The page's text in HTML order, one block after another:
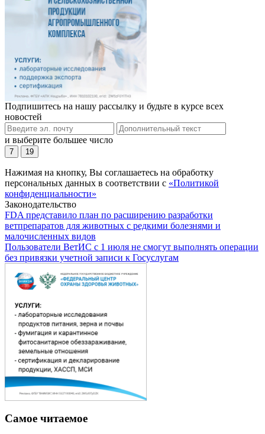
Подпишитесь на нашу рассылку и будьте в курсе всех
новостей
и выберите большее число
7 19
Нажимая на кнопку, Вы соглашаетесь на обработку
персональных данных в соответствии с «Политикой
конфиденциальности»
Законодательство
FDA представило план по расширению разработки
ветпрепаратов для животных с редкими болезнями и
малочисленных видов
Пользователи ВетИС с 1 июля не смогут выполнять операции
без привязки учетной записи к Госуслугам
Самое читаемое